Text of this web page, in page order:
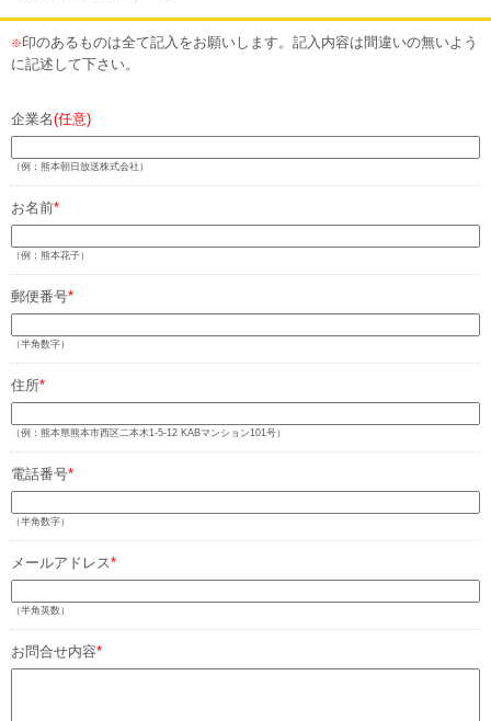
※印のあるものは全て記入をお願いします。記入内容は間違いの無いよう
に記述して下さい。
企業名(任意)
（例：熊本朝日放送株式会社）
お名前*
（例：熊本花子）
郵便番号*
（半角数字）
住所*
（例：熊本県熊本市西区二本木1-5-12 KABマンション101号）
電話番号*
（半角数字）
メールアドレス*
（半角英数）
お問合せ内容*